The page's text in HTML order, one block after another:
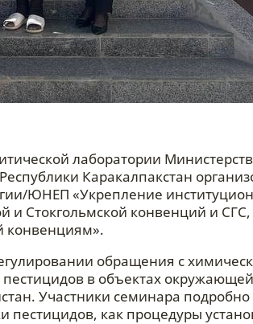
лаборатории
Каракалпакстан
ЮНЕП «Укрепление
и Стокгольмской конвенций и
конвенциям».
обращения с
в объектах
Участники семинара подробно
пестицидов, как процедуры